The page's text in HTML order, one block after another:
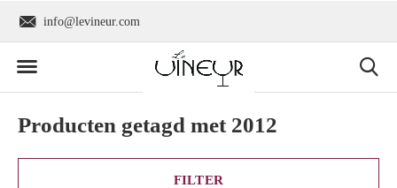
info@levineur.com
Producten getagd met 2012
FILTER